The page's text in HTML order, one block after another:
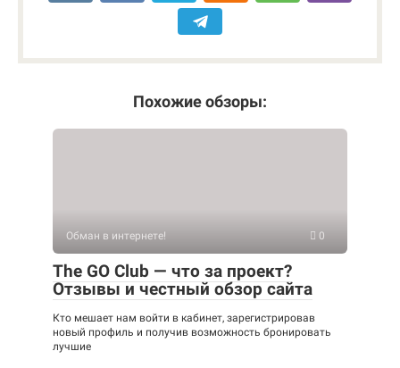
Похожие обзоры:
Обман в интернете! 0
The GO Club — что за проект?
Отзывы и честный обзор сайта
Кто мешает нам войти в кабинет, зарегистрировав
новый профиль и получив возможность бронировать
лучшие